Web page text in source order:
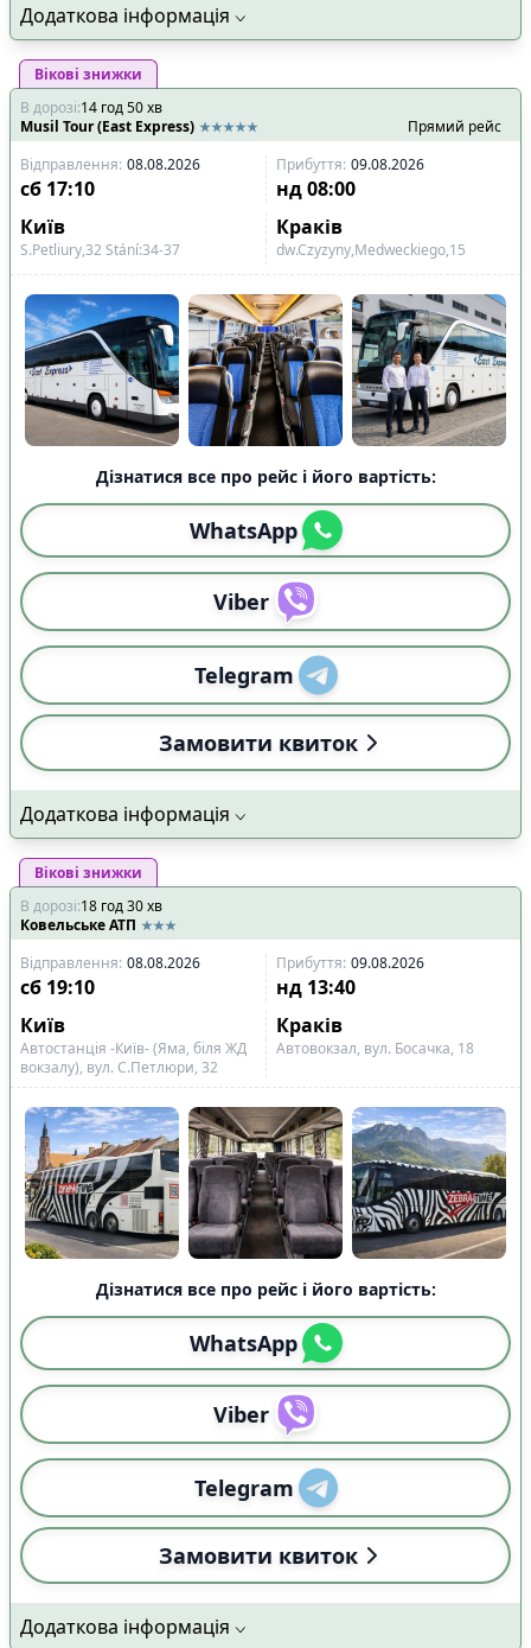
Додаткова інформація
Вікові знижки
В дорозі:14 год50хв
Musil Tour (East Express)
Прямий рейс
Відправлення: 08.08.2026 Прибуття: 09.08.2026
сб 17:10 нд 08:00
Київ
Краків
S.Petliury,32 Stání:34-37 dw.Czyzyny,Medweckiego,15
Дізнатися все про рейс і його вартість:
WhatsApp
Viber
Telegram
Замовити квиток
Додаткова інформація
Вікові знижки
В дорозі:18 год30хв
Ковельське АТП
Відправлення: 08.08.2026 Прибуття: 09.08.2026
сб 19:10 нд 13:40
Київ
Краків
Автостанція -Київ- (Яма, біля ЖД
вокзалу), вул. С.Петлюри, 32
Автовокзал, вул. Босачка, 18
Дізнатися все про рейс і його вартість:
WhatsApp
Viber
Telegram
Замовити квиток
Додаткова інформація